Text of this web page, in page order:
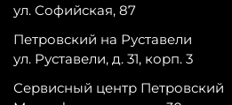
ул. Софийская, 87
Петровский на Руставели
ул. Руставели, д. 31, корп. 3
Сервисный центр Петровский